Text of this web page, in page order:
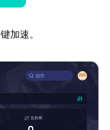
加速。